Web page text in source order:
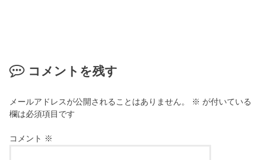
コメントを残す
メールアドレスが公開されることはありません。 ※ が付いている
欄は必須項目です
コメント ※